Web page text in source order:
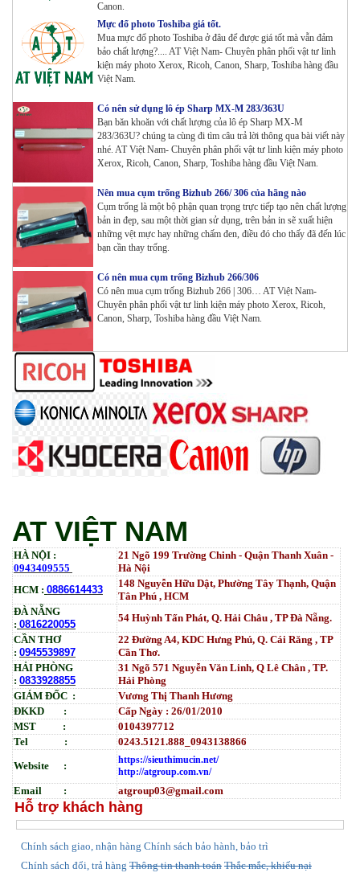
Máy photocopy Ricoh IM 7000
Tham Khảo
Tham Khảo
Máy in Laser Đơn năng G&G GP4200DW in Đảo mặt ,
Tham Khảo
Máy in Laser Đơn năng G&G GP3300DW in Đảo mặt ,
Wifi
Tham Khảo
Máy in Đa chức năng G&G GM3310DW in , scan ,
Copy , Wifi , Lan
Tham Khảo
Mực ống Ricoh MP 3554 _MP 2554 | 2555 | 3054 |
3554 | 3055 | 3555 | 4054 | 5054 | 6054 | 4055 | 5055 |
6055 | IM 2500 | IM 3000 | IM 3500 | IM 4000 | IM
5000 | IM 6000_ MP3554_700G_BIASDO
Tham Khảo
Mực in HP LaserJet Enterprise M610dn | M611dn |
M611x | M612dn | M612x | MFP M634 | MFP M635 |
Canon.
Mực đổ photo Toshiba giá tốt.
Mua mực đổ photo Toshiba ở đâu để được giá tốt mà vẫn đảm
bảo chất lượng?.... AT Việt Nam- Chuyên phân phối vật tư linh
kiện máy photo Xerox, Ricoh, Canon, Sharp, Toshiba hàng đầu
Việt Nam.
Có nên sử dụng lô ép Sharp MX-M 283/363U
Bạn băn khoăn với chất lượng của lô ép Sharp MX-M
283/363U? chúng ta cùng đi tìm câu trả lời thông qua bài viết này
nhé. AT Việt Nam- Chuyên phân phối vật tư linh kiện máy photo
Xerox, Ricoh, Canon, Sharp, Toshiba hàng đầu Việt Nam.
Nên mua cụm trống Bizhub 266/ 306 của hãng nào
Cụm trống là một bộ phận quan trọng trực tiếp tạo nên chất lượng
bản in đẹp, sau một thời gian sử dụng, trên bản in sẽ xuất hiện
những vệt mực hay những chấm đen, điều đó cho thấy đã đến lúc
bạn cần thay trống.
Có nên mua cụm trống Bizhub 266/306
Có nên mua cụm trống Bizhub 266 | 306… AT Việt Nam-
Chuyên phân phối vật tư linh kiện máy photo Xerox, Ricoh,
Canon, Sharp, Toshiba hàng đầu Việt Nam.
AT VIỆT NAM
HÀ NỘI :
0943409555
21 Ngõ 199 Trường Chinh - Quận Thanh Xuân -
Hà Nội
HCM : 0886614433
148 Nguyễn Hữu Dật, Phường Tây Thạnh, Quận
Tân Phú , HCM
ĐÀ NẴNG
: 0816220055
54 Huỳnh Tấn Phát, Q. Hải Châu , TP Đà Nẵng.
CẦN THƠ
: 0945539897
22 Đường A4, KDC Hưng Phú, Q. Cái Răng , TP
Cần Thơ.
HẢI PHÒNG
: 0833928855
31 Ngõ 571 Nguyễn Văn Linh, Q Lê Chân , TP.
Hải Phòng
GIÁM ĐỐC :
Vương Thị Thanh Hương
ĐKKD :
Cấp Ngày : 26/01/2010
MST :
0104397712
Tel :
0243.5121.888_0943138866
Website :
https://sieuthimucin.net/
http://atgroup.com.vn/
Email : atgroup03@gmail.com
Hỗ trợ khách hàng
Chính sách giao, nhận hàng Chính sách bảo hành, bảo trì
Chính sách đổi, trả hàng Thông tin thanh toán Thắc mắc, khiếu nại